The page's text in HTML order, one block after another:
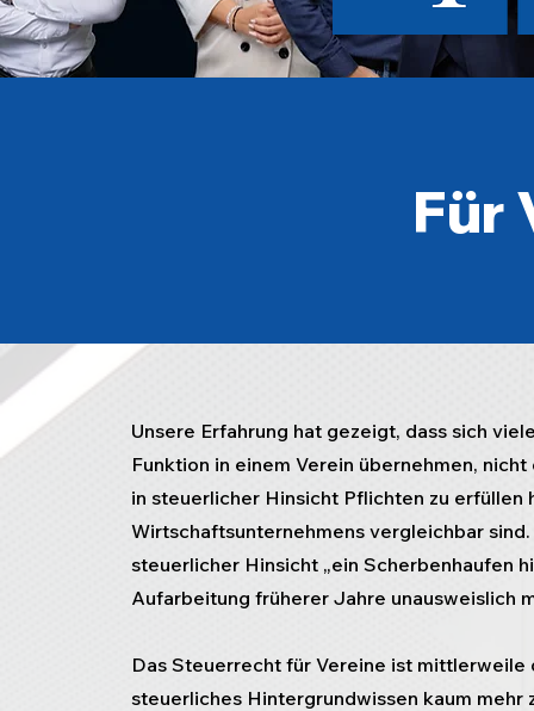
Für
Unsere Erfahrung hat gezeigt, dass sich
Funktion in einem Verein übernehmen,
in steuerlicher Hinsicht Pflichten zu
Wirtschaftsunternehmens vergleichbar
steuerlicher Hinsicht „ein Scherbenhaufen
Aufarbeitung früherer Jahre unausweislich
Das Steuerrecht für Vereine ist
steuerliches Hintergrundwissen kaum mehr